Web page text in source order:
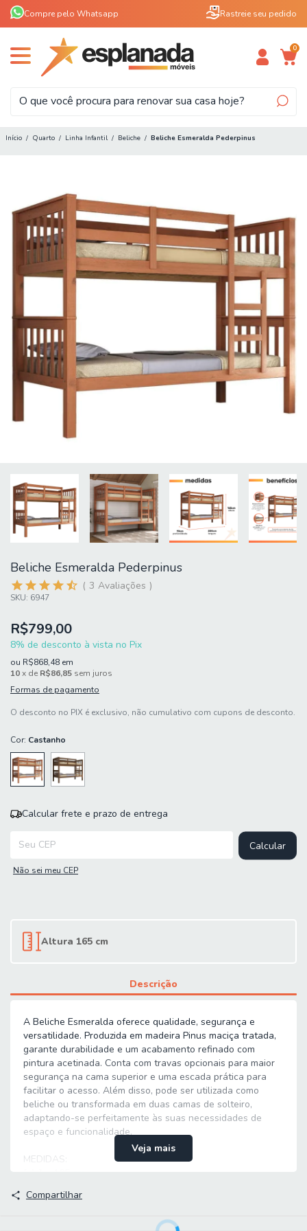
Compre pelo Whatsapp Rastreie seu pedido
0
Início / Quarto / Linha Infantil / Beliche / Beliche Esmeralda Pederpinus
Beliche Esmeralda Pederpinus
3 Avaliações
SKU: 6947
R$799,00
8% de desconto à vista no Pix
ou R$868,48 em
10x de R$86,85 sem juros
Formas de pagamento
O desconto no PIX é exclusivo, não cumulativo com cupons de desconto.
Cor: Castanho
Calcular frete e prazo de entrega
Calcular
Não sei meu CEP
Altura 165 cm
Descrição
A Beliche Esmeralda oferece qualidade, segurança e
versatilidade. Produzida em madeira Pinus maciça tratada,
garante durabilidade e um acabamento refinado com
pintura acetinada. Conta com travas opcionais para maior
segurança na cama superior e uma escada prática para
facilitar o acesso. Além disso, pode ser utilizada como
beliche ou transformada em duas camas de solteiro,
adaptando-se perfeitamente às suas necessidades de
espaço e funcionalidade.
MEDIDAS:
[ P ] = 200 cm
Veja mais
Compartilhar